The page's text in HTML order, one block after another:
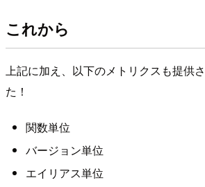
これから
上記に加え、以下のメトリクスも提供
た！
関数単位
バージョン単位
エイリアス単位